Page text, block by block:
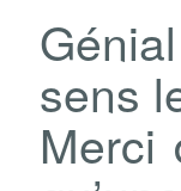
sens
Merci